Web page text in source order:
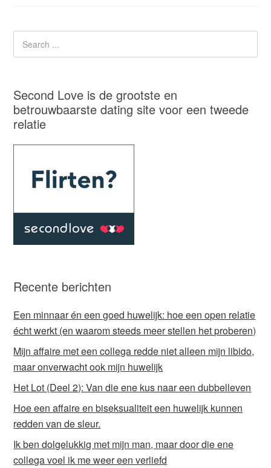
Second Love is de grootste en
betrouwbaarste dating site voor een tweede
relatie
Recente berichten
Een minnaar én een goed huwelijk: hoe een open relatie
écht werkt (en waarom steeds meer stellen het proberen)
Mijn affaire met een collega redde niet alleen mijn libido,
maar onverwacht ook mijn huwelijk
Het Lot (Deel 2): Van die ene kus naar een dubbelleven
Hoe een affaire en biseksualiteit een huwelijk kunnen
redden van de sleur.
Ik ben dolgelukkig met mijn man, maar door die ene
collega voel ik me weer een verliefd